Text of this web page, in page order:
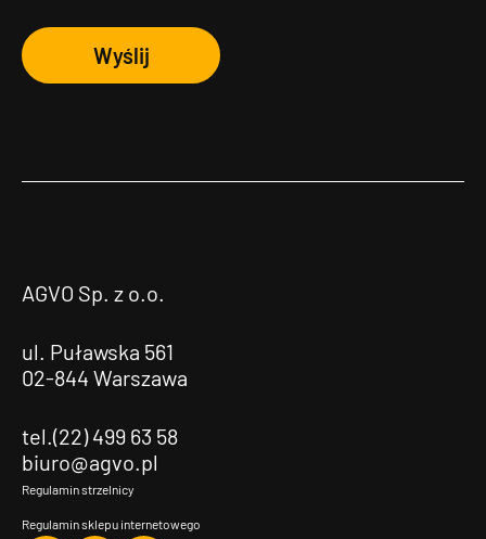
Wyślij
AGVO Sp. z o.o.
ul. Puławska 561
02-844 Warszawa
tel.(22) 499 63 58
biuro@agvo.pl
Regulamin strzelnicy
Regulamin sklepu internetowego